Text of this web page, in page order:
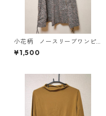
小花柄 ノースリーブワンピ
ース ４Ｌ ブラック KAE-
4819
¥1,500